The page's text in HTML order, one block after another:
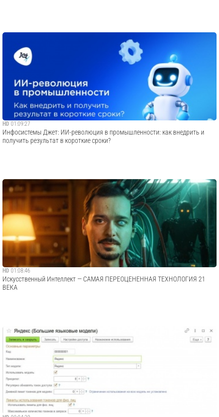
HD 01:09:27
Инфосистемы Джет: ИИ-революция в промышленности: как внедрить и
получить результат в короткие сроки?
HD 01:08:46
Искусственный Интеллект — САМАЯ ПЕРЕОЦЕНЕННАЯ ТЕХНОЛОГИЯ 21
ВЕКА